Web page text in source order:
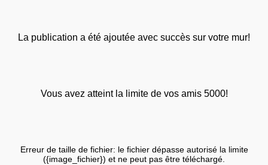
La publication a été ajoutée avec succès sur votre mur!
Vous avez atteint la limite de vos amis 5000!
Erreur de taille de fichier: le fichier dépasse autorisé la limite
({image_fichier}) et ne peut pas être téléchargé.